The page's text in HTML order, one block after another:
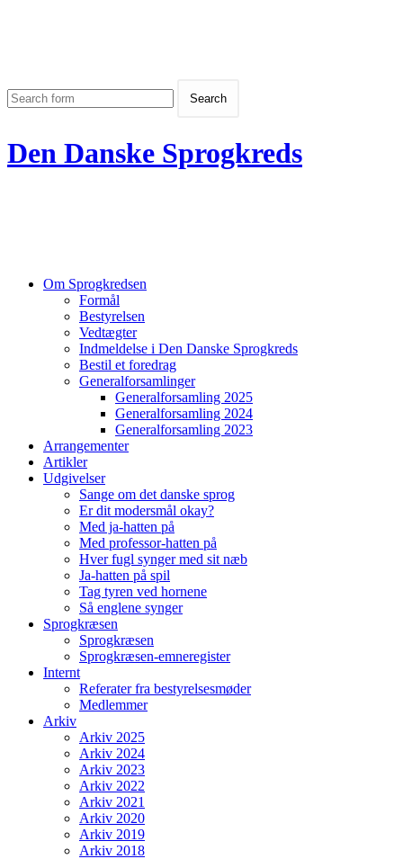
Den Danske Sprogkreds
Om Sprogkredsen
Formål
Bestyrelsen
Vedtægter
Indmeldelse i Den Danske Sprogkreds
Bestil et foredrag
Generalforsamlinger
Generalforsamling 2025
Generalforsamling 2024
Generalforsamling 2023
Arrangementer
Artikler
Udgivelser
Sange om det danske sprog
Er dit modersmål okay?
Med ja-hatten på
Med professor-hatten på
Hver fugl synger med sit næb
Ja-hatten på spil
Tag tyren ved hornene
Så englene synger
Sprogkræsen
Sprogkræsen
Sprogkræsen-emneregister
Internt
Referater fra bestyrelsesmøder
Medlemmer
Arkiv
Arkiv 2025
Arkiv 2024
Arkiv 2023
Arkiv 2022
Arkiv 2021
Arkiv 2020
Arkiv 2019
Arkiv 2018